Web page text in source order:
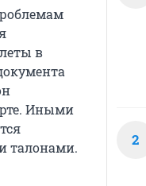
в
Иными
талонами.
2